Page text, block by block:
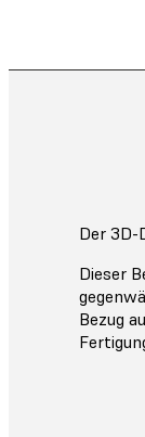
Der 3D-
Dieser
Bezug